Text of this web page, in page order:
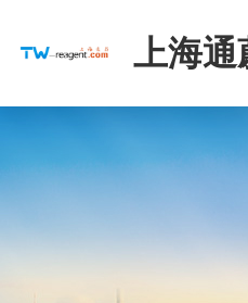
上海通